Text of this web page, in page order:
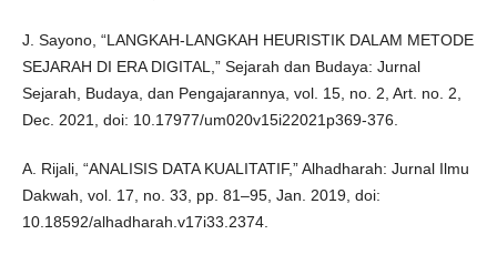
J. Sayono, “LANGKAH-LANGKAH HEURISTIK DALAM METODE
SEJARAH DI ERA DIGITAL,” Sejarah dan Budaya: Jurnal
Sejarah, Budaya, dan Pengajarannya, vol. 15, no. 2, Art. no. 2,
Dec. 2021, doi: 10.17977/um020v15i22021p369-376.
A. Rijali, “ANALISIS DATA KUALITATIF,” Alhadharah: Jurnal Ilmu
Dakwah, vol. 17, no. 33, pp. 81–95, Jan. 2019, doi:
10.18592/alhadharah.v17i33.2374.